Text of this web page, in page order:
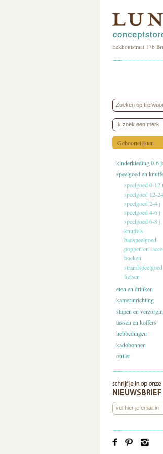
Eekhoutstraat 17b
Ik zoek een merk
Geboortelijsten
kinderkleding 0-6
speelgoed en
speelgoed 0-12
speelgoed 12-
speelgoed 2-4 j
speelgoed 4-6 j
speelgoed 6-8 j
knuffels
badspeelgoed
poppen en -
boeken
strandspeelgoed
fietsen
eten en drinken
kamerinrichting
slapen en
tassen en koffers
hebbedingen
kadobonnen
outlet